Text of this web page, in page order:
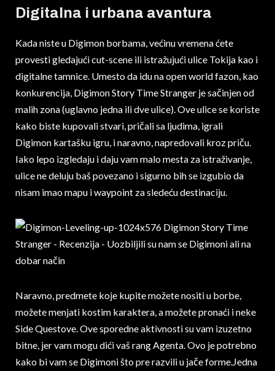
Digitalna i urbana avantura
Kada niste u Digimon borbama, većinu vremena ćete
provesti gledajući cut-scene ili istražujući ulice Tokija kao i
digitalne tamnice. Umesto da idu na open world fazon, kao
konkurencija, Digimon Story Time Stranger je sačinjen od
malih zona (uglavno jedna ili dve ulice). Ove ulice se koriste
kako biste kupovali stvari, pričali sa ljudima, igrali
Digimon kartašku igru, i naravno, napredovali kroz priču.
Iako lepo izgledaju i daju vam malo mesta za istraživanje,
ulice ne deluju baš povezano i sigurno bih se izgubio da
nisam imao mapu i waypoint za sledeću destinaciju.
Naravno, predmete koje kupite možete nositi u borbe,
možete menjati kostim karaktera, a možete pronaći i neke
Side Questove. Ove sporedne aktivnosti su vam izuzetno
bitne, jer vam mogu dići vaš rang Agenta. Ovo je potrebno
kako bi vam se Digimoni što pre razvili u jače forme.Jedna